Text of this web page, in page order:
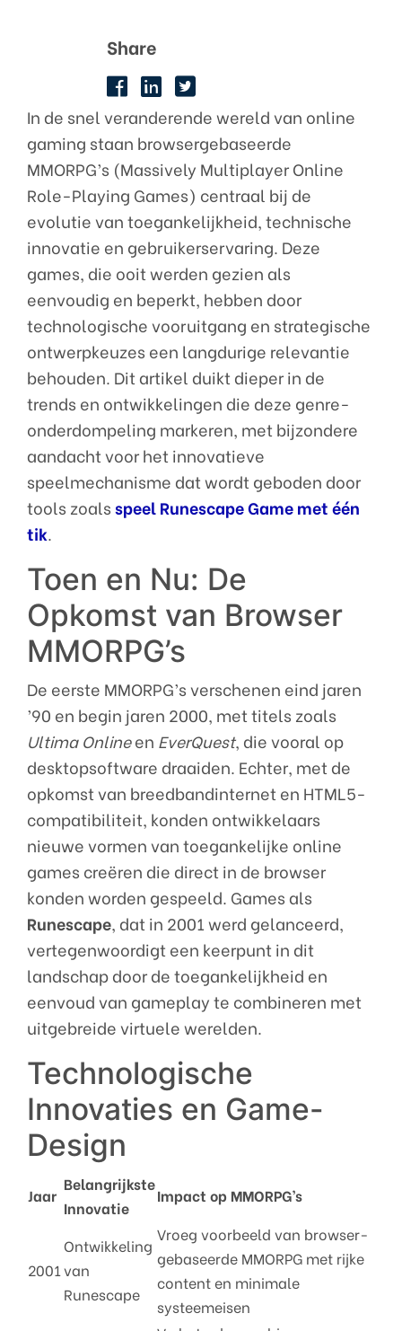
Share
In de snel veranderende wereld van online
gaming staan browsergebaseerde
MMORPG’s (Massively Multiplayer Online
Role-Playing Games) centraal bij de
evolutie van toegankelijkheid, technische
innovatie en gebruikerservaring. Deze
games, die ooit werden gezien als
eenvoudig en beperkt, hebben door
technologische vooruitgang en strategische
ontwerpkeuzes een langdurige relevantie
behouden. Dit artikel duikt dieper in de
trends en ontwikkelingen die deze genre-
onderdompeling markeren, met bijzondere
aandacht voor het innovatieve
speelmechanisme dat wordt geboden door
tools zoalsspeel Runescape Game met één
tik.
Toen en Nu: De
Opkomst van Browser
MMORPG’s
De eerste MMORPG’s verschenen eind jaren
’90 en begin jaren 2000, met titels zoals
Ultima Onlineen EverQuest, die vooral op
desktopsoftware draaiden. Echter, met de
opkomst van breedbandinternet en HTML5-
compatibiliteit, konden ontwikkelaars
nieuwe vormen van toegankelijke online
games creëren die direct in de browser
konden worden gespeeld. Games als
Runescape, dat in 2001 werd gelanceerd,
vertegenwoordigt een keerpunt in dit
landschap door de toegankelijkheid en
eenvoud van gameplay te combineren met
uitgebreide virtuele werelden.
Technologische
Innovaties en Game-
Design
Jaar
Belangrijkste
Innovatie
Impact op MMORPG’s
2001
Ontwikkeling
van
Runescape
Vroeg voorbeeld van browser-
gebaseerde MMORPG met rijke
content en minimale
systeemeisen